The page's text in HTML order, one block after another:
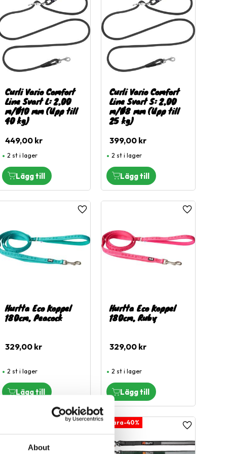
About
Curli Vario Comfort
Line Svart L: 2,00
m/Ø10 mm (Upp till
40 kg)
449,00kr
2 st i lager
Curli Vario Comfort
Line Svart S: 2,00
m/Ø8 mm (Upp till
25 kg)
399,00 kr
2 st i lager
i favoriter
Hurtta Eco Koppel
180cm, Peacock
329,00kr
Lägg till i favoriter
2 st i lager
Hurtta Eco Koppel
180cm, Ruby
329,00 kr
Lägg till i
2 st i lager
Lägg till i favoriter
40%
Lägg till i